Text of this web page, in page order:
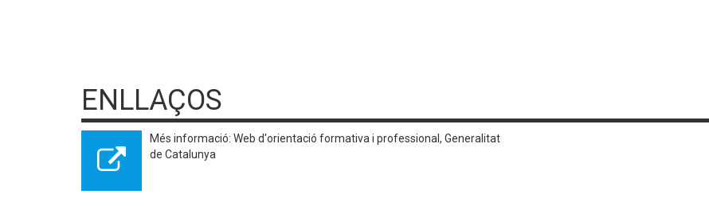
ENLLAÇOS
Més informació: Web d'orientació formativa i professional, Generalitat
de Catalunya